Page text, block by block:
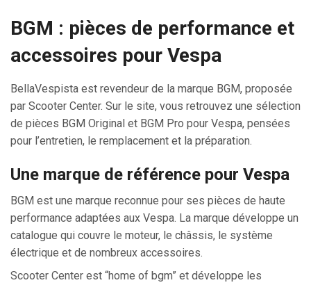
BGM : pièces de performance et
accessoires pour Vespa
BellaVespista est revendeur de la marque BGM, proposée
par Scooter Center. Sur le site, vous retrouvez une sélection
de pièces BGM Original et BGM Pro pour Vespa, pensées
pour l’entretien, le remplacement et la préparation.
Une marque de référence pour Vespa
BGM est une marque reconnue pour ses pièces de haute
performance adaptées aux Vespa. La marque développe un
catalogue qui couvre le moteur, le châssis, le système
électrique et de nombreux accessoires.
Scooter Center est “home of bgm” et développe les